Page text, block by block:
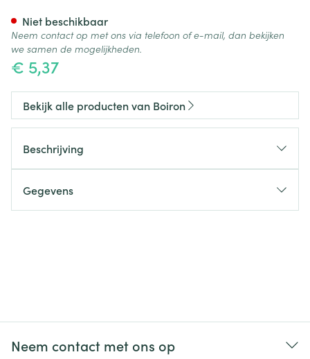
€ 5,37
Niet beschikbaar
Neem contact op met ons via telefoon of e-mail, dan bekijken
we samen de mogelijkheden.
Bekijk alle producten van Boiron
Beschrijving
Gegevens
Neem contact met ons op